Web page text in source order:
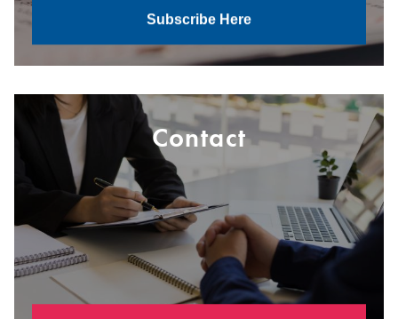
Subscribe Here
Contact